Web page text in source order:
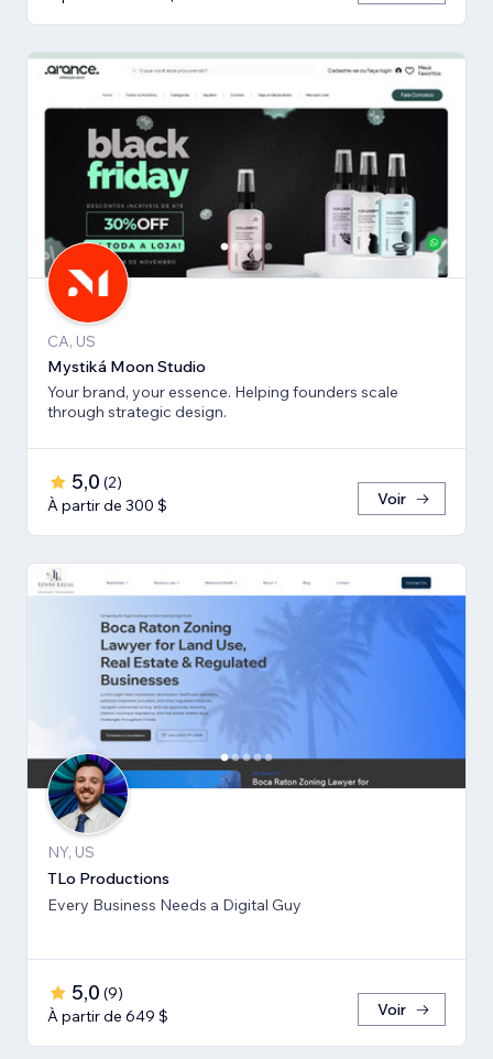
CA, US
Mystiká Moon Studio
Your brand, your essence. Helping founders scale
through strategic design.
5,0 (2)
À partir de 300 $
Voir
NY, US
TLo Productions
Every Business Needs a Digital Guy
5,0 (9)
À partir de 649 $
Voir